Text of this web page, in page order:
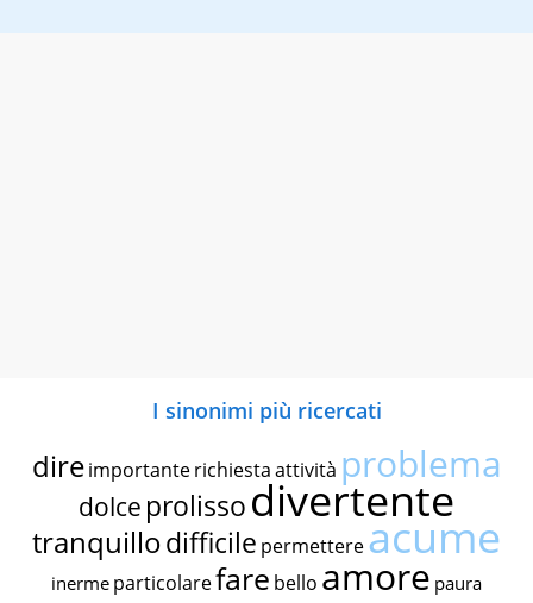
I sinonimi più ricercati
dire importante richiestaattività problema
dolce prolissodivertente
tranquillodifficile permettereacume
inerme particolarefare bello amore paura